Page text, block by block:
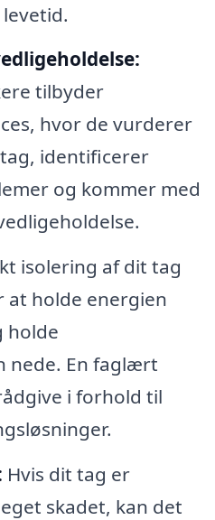
tilbyder
hvor de vurderer
identificerer
og kommer med
isolering af dit tag
at holde energien
holde
nede. En faglært
i forhold til
Hvis dit tag er
skadet, kan det